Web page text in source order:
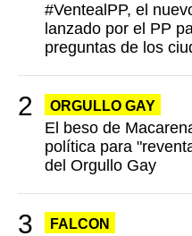
#VentealPP, el
lanzado por el PP
preguntas de los
ORGULLO GAY
El beso de
política para
del Orgullo Gay
FALCON